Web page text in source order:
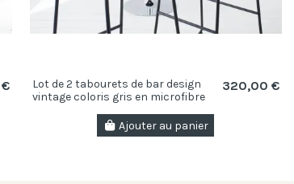
Lot de 2 tabourets de bar design
vintage coloris gris en microfibre
320,00 €
Ajouter au panier